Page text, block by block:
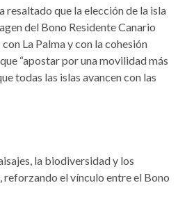
resaltado que la elección de la isla
del Bono Residente Canario
La Palma y con la cohesión
“apostar por una movilidad más
todas las islas avancen con las
la biodiversidad y los
reforzando el vínculo entre el Bono